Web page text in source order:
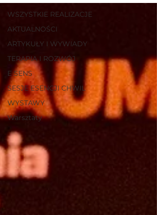
WSZYSTKIE REALIZACJE
AKTUALNOŚCI
ARTYKUŁY I WYWIADY
TERAPIA I ROZWÓJ
E SENS
SESJE ESENCJI CHWIL
WYSTAWY
Warsztaty